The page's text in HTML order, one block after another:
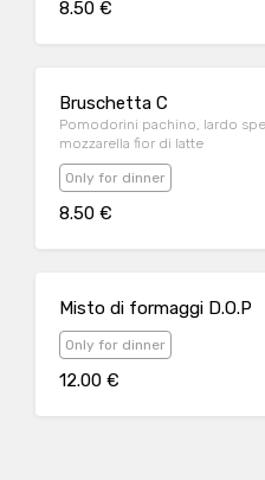
8.50 €
Bruschetta C
Pomodorini pachino, lardo
mozzarella fior di latte
Only for dinner
8.50 €
Misto di formaggi D.O.P
Only for dinner
12.00 €